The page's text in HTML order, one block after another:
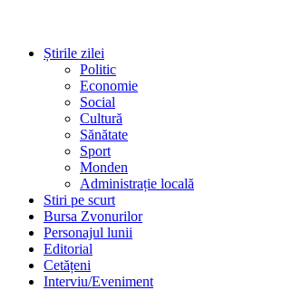
Știrile zilei
Politic
Economie
Social
Cultură
Sănătate
Sport
Monden
Administrație locală
Stiri pe scurt
Bursa Zvonurilor
Personajul lunii
Editorial
Cetățeni
Interviu/Eveniment